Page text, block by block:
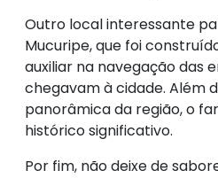
Outro local interessante
Mucuripe, que foi
auxiliar na navegação das
chegavam à cidade. Além
panorâmica da região, o
histórico significativo.
Por fim, não deixe de